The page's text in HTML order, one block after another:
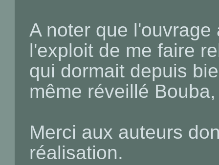
A noter que
l'exploit de me faire
qui dormait depuis
même réveillé
Merci aux auteurs
réalisation.